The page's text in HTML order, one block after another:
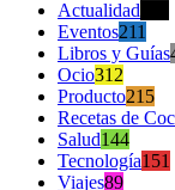
Actualidad
Eventos211
Libros y Guías
Ocio312
Producto215
Recetas de
Salud144
Tecnología151
Viajes89